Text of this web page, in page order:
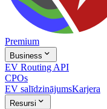
Premium
Business 
EV Routing API
CPOs
EV salīdzinājumsKarjera
Resursi 